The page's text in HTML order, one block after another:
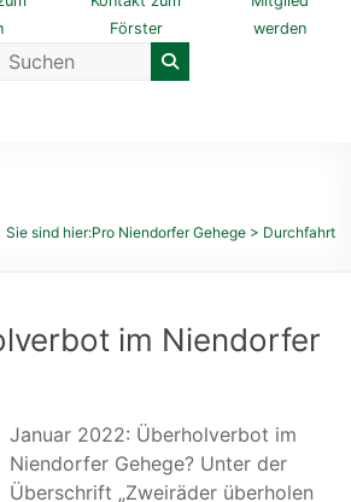
Förster
werden
Sie sind hier:Pro Niendorfer Gehege> Durchfahrt
im Niendorfer
Januar 2022: Überholverbot im
Niendorfer Gehege? Unter der
Überschrift „Zweiräder überholen